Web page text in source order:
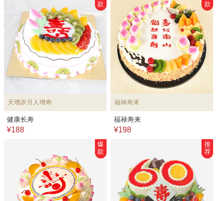
天增岁月人增寿
款
健康长寿
¥188
福禄寿来
款
福禄寿来
¥198
爆
款
推
荐